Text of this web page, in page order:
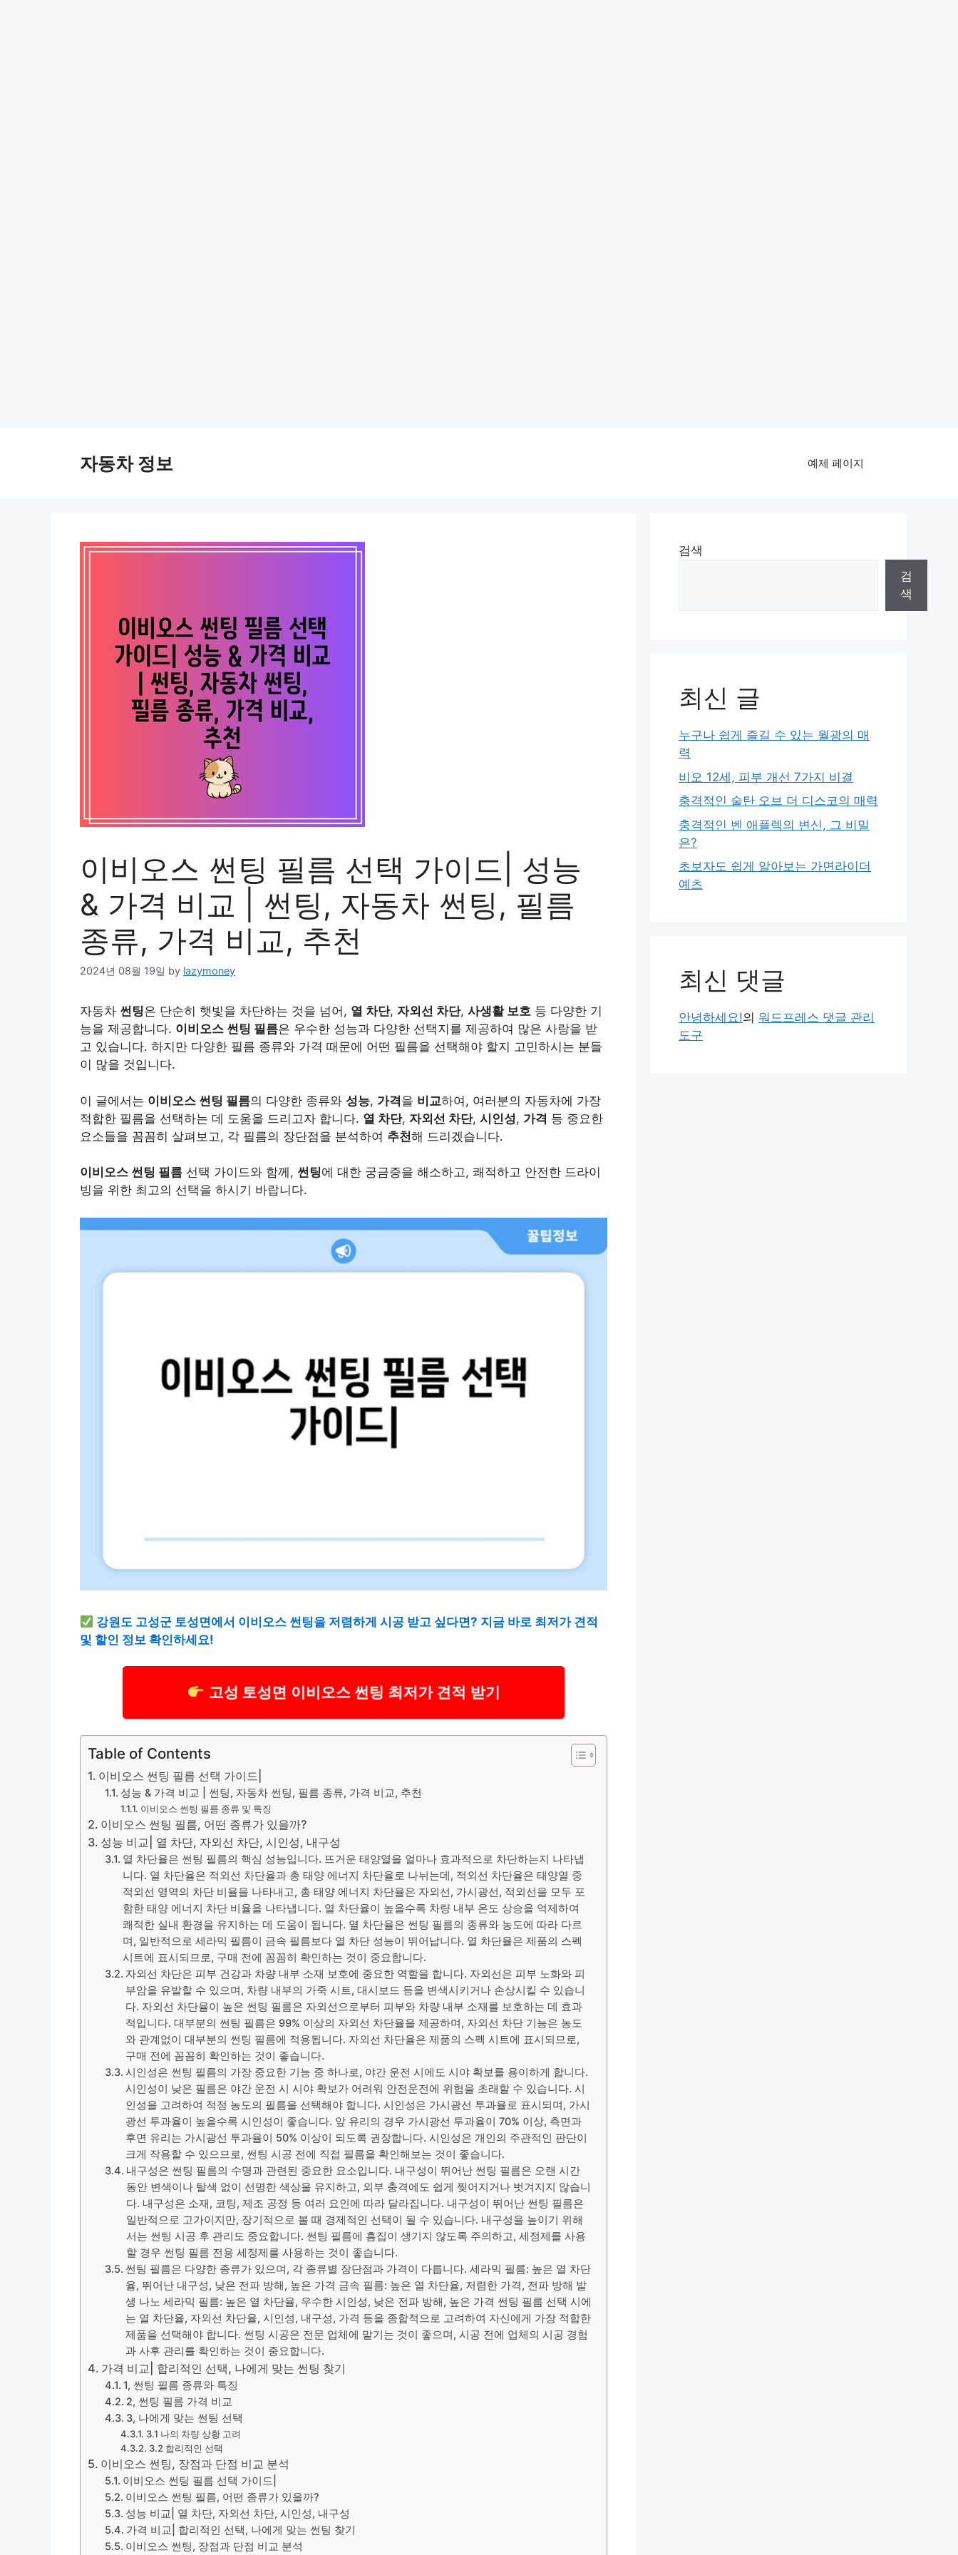
자동차 정보 예제 페이지
이비오스 썬팅 필름 선택 가이드| 성능
& 가격 비교 | 썬팅, 자동차 썬팅, 필름
종류, 가격 비교, 추천
2024년 08월 19일 by lazymoney
자동차 썬팅은 단순히 햇빛을 차단하는 것을 넘어, 열 차단, 자외선 차단, 사생활 보호 등 다양한 기
능을 제공합니다. 이비오스 썬팅 필름은 우수한 성능과 다양한 선택지를 제공하여 많은 사랑을 받
고 있습니다. 하지만 다양한 필름 종류와 가격 때문에 어떤 필름을 선택해야 할지 고민하시는 분들
이 많을 것입니다.
이 글에서는 이비오스 썬팅 필름의 다양한 종류와 성능, 가격을 비교하여, 여러분의 자동차에 가장
적합한 필름을 선택하는 데 도움을 드리고자 합니다. 열 차단, 자외선 차단, 시인성, 가격 등 중요한
요소들을 꼼꼼히 살펴보고, 각 필름의 장단점을 분석하여 추천해 드리겠습니다.
이비오스 썬팅 필름 선택 가이드와 함께, 썬팅에 대한 궁금증을 해소하고, 쾌적하고 안전한 드라이
빙을 위한 최고의 선택을 하시기 바랍니다.
강원도 고성군 토성면에서 이비오스 썬팅을 저렴하게 시공 받고 싶다면? 지금 바로 최저가 견적
및 할인 정보 확인하세요!
고성 토성면 이비오스 썬팅 최저가 견적 받기
Table of Contents
이비오스 썬팅 필름 선택 가이드|
성능 & 가격 비교 | 썬팅, 자동차 썬팅, 필름 종류, 가격 비교, 추천
이비오스 썬팅 필름 종류 및 특징
이비오스 썬팅 필름, 어떤 종류가 있을까?
성능 비교| 열 차단, 자외선 차단, 시인성, 내구성
열 차단율은 썬팅 필름의 핵심 성능입니다. 뜨거운 태양열을 얼마나 효과적으로 차단하는지 나타냅
니다. 열 차단율은 적외선 차단율과 총 태양 에너지 차단율로 나뉘는데, 적외선 차단율은 태양열 중
적외선 영역의 차단 비율을 나타내고, 총 태양 에너지 차단율은 자외선, 가시광선, 적외선을 모두 포
함한 태양 에너지 차단 비율을 나타냅니다. 열 차단율이 높을수록 차량 내부 온도 상승을 억제하여
쾌적한 실내 환경을 유지하는 데 도움이 됩니다. 열 차단율은 썬팅 필름의 종류와 농도에 따라 다르
며, 일반적으로 세라믹 필름이 금속 필름보다 열 차단 성능이 뛰어납니다. 열 차단율은 제품의 스펙
시트에 표시되므로, 구매 전에 꼼꼼히 확인하는 것이 중요합니다.
자외선 차단은 피부 건강과 차량 내부 소재 보호에 중요한 역할을 합니다. 자외선은 피부 노화와 피
부암을 유발할 수 있으며, 차량 내부의 가죽 시트, 대시보드 등을 변색시키거나 손상시킬 수 있습니
다. 자외선 차단율이 높은 썬팅 필름은 자외선으로부터 피부와 차량 내부 소재를 보호하는 데 효과
적입니다. 대부분의 썬팅 필름은 99% 이상의 자외선 차단율을 제공하며, 자외선 차단 기능은 농도
와 관계없이 대부분의 썬팅 필름에 적용됩니다. 자외선 차단율은 제품의 스펙 시트에 표시되므로,
구매 전에 꼼꼼히 확인하는 것이 좋습니다.
시인성은 썬팅 필름의 가장 중요한 기능 중 하나로, 야간 운전 시에도 시야 확보를 용이하게 합니다.
시인성이 낮은 필름은 야간 운전 시 시야 확보가 어려워 안전운전에 위험을 초래할 수 있습니다. 시
인성을 고려하여 적정 농도의 필름을 선택해야 합니다. 시인성은 가시광선 투과율로 표시되며, 가시
광선 투과율이 높을수록 시인성이 좋습니다. 앞 유리의 경우 가시광선 투과율이 70% 이상, 측면과
후면 유리는 가시광선 투과율이 50% 이상이 되도록 권장합니다. 시인성은 개인의 주관적인 판단이
크게 작용할 수 있으므로, 썬팅 시공 전에 직접 필름을 확인해보는 것이 좋습니다.
내구성은 썬팅 필름의 수명과 관련된 중요한 요소입니다. 내구성이 뛰어난 썬팅 필름은 오랜 시간
동안 변색이나 탈색 없이 선명한 색상을 유지하고, 외부 충격에도 쉽게 찢어지거나 벗겨지지 않습니
다. 내구성은 소재, 코팅, 제조 공정 등 여러 요인에 따라 달라집니다. 내구성이 뛰어난 썬팅 필름은
일반적으로 고가이지만, 장기적으로 볼 때 경제적인 선택이 될 수 있습니다. 내구성을 높이기 위해
서는 썬팅 시공 후 관리도 중요합니다. 썬팅 필름에 흠집이 생기지 않도록 주의하고, 세정제를 사용
할 경우 썬팅 필름 전용 세정제를 사용하는 것이 좋습니다.
썬팅 필름은 다양한 종류가 있으며, 각 종류별 장단점과 가격이 다릅니다. 세라믹 필름: 높은 열 차단
율, 뛰어난 내구성, 낮은 전파 방해, 높은 가격 금속 필름: 높은 열 차단율, 저렴한 가격, 전파 방해 발
생 나노 세라믹 필름: 높은 열 차단율, 우수한 시인성, 낮은 전파 방해, 높은 가격 썬팅 필름 선택 시에
는 열 차단율, 자외선 차단율, 시인성, 내구성, 가격 등을 종합적으로 고려하여 자신에게 가장 적합한
제품을 선택해야 합니다. 썬팅 시공은 전문 업체에 맡기는 것이 좋으며, 시공 전에 업체의 시공 경험
과 사후 관리를 확인하는 것이 중요합니다.
가격 비교| 합리적인 선택, 나에게 맞는 썬팅 찾기
1, 썬팅 필름 종류와 특징
2, 썬팅 필름 가격 비교
3, 나에게 맞는 썬팅 선택
3.1 나의 차량 상황 고려
3.2 합리적인 선택
이비오스 썬팅, 장점과 단점 비교 분석
이비오스 썬팅 필름 선택 가이드|
이비오스 썬팅 필름, 어떤 종류가 있을까?
성능 비교| 열 차단, 자외선 차단, 시인성, 내구성
가격 비교| 합리적인 선택, 나에게 맞는 썬팅 찾기
이비오스 썬팅, 장점과 단점 비교 분석
검색
검
색
최신 글
누구나 쉽게 즐길 수 있는 월광의 매
력
비오 12세, 피부 개선 7가지 비결
충격적인 술탄 오브 더 디스코의 매력
충격적인 벤 애플렉의 변신, 그 비밀
은?
초보자도 쉽게 알아보는 가면라이더
예츠
최신 댓글
안녕하세요!의 워드프레스 댓글 관리
도구